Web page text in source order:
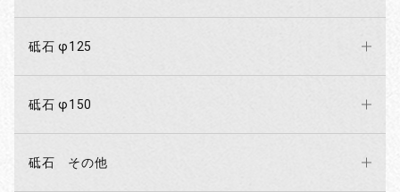
砥石 φ125
砥石 φ150
砥石 その他